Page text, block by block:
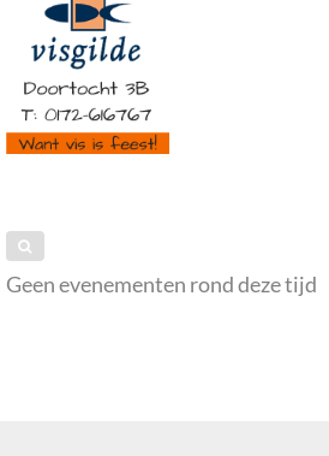
Geen evenementen rond deze tijd